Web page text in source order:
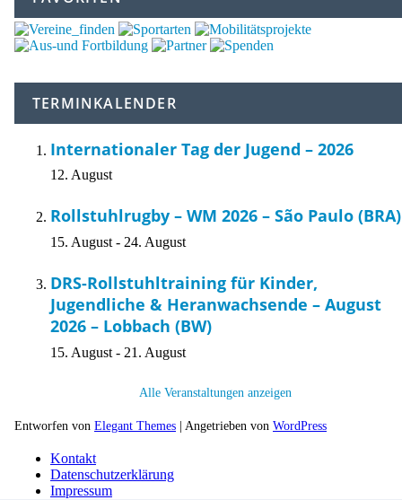
TERMINKALENDER
Internationaler Tag der Jugend – 2026
12. August
Rollstuhlrugby – WM 2026 – São Paulo (BRA)
15. August - 24. August
DRS-Rollstuhltraining für Kinder,
Jugendliche & Heranwachsende – August
2026 – Lobbach (BW)
15. August - 21. August
Alle Veranstaltungen anzeigen
Entworfen von Elegant Themes | Angetrieben von WordPress
Kontakt
Datenschutzerklärung
Impressum